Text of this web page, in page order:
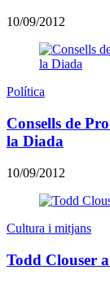
10/09/2012
Política
Consells de
la Diada
10/09/2012
Cultura i mitjans
Todd Clouser